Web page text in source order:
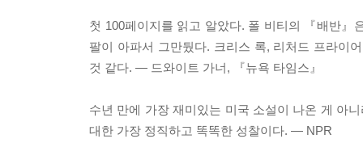
것이다. 그리고 그런 인간은 『톰 아저씨의 오두
한다.
48년 맨부커상 역사상 처음 맨부커상을 수상한 미
첫 100페이지를 읽고 알았다. 폴 비티의 『배반』
팔이 아파서 그만뒀다. 크리스 록, 리처드 프라이
것 같다. ― 드와이트 가너, 『뉴욕 타임스』
수년 만에 가장 재미있는 미국 소설이 나온 게 아
대한 가장 정직하고 똑똑한 성찰이다. ― NPR